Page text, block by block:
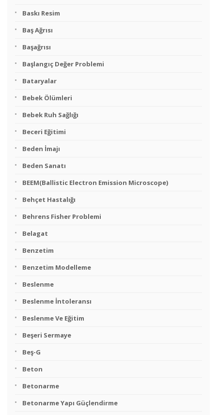
Baskı Resim
Baş Ağrısı
Başağrısı
Başlangıç Değer Problemi
Bataryalar
Bebek Ölümleri
Bebek Ruh Sağlığı
Beceri Eğitimi
Beden İmajı
Beden Sanatı
BEEM(Ballistic Electron Emission Microscope)
Behçet Hastalığı
Behrens Fisher Problemi
Belagat
Benzetim
Benzetim Modelleme
Beslenme
Beslenme İntoleransı
Beslenme Ve Eğitim
Beşeri Sermaye
Beş-G
Beton
Betonarme
Betonarme Yapı Güçlendirme